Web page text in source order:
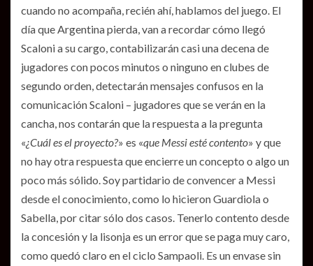
cuando no acompaña, recién ahí, hablamos del juego. El
día que Argentina pierda, van a recordar cómo llegó
Scaloni a su cargo, contabilizarán casi una decena de
jugadores con pocos minutos o ninguno en clubes de
segundo orden, detectarán mensajes confusos en la
comunicación Scaloni – jugadores que se verán en la
cancha, nos contarán que la respuesta a la pregunta
«¿Cuál es el proyecto?» es «que Messi esté contento» y que
no hay otra respuesta que encierre un concepto o algo un
poco más sólido. Soy partidario de convencer a Messi
desde el conocimiento, como lo hicieron Guardiola o
Sabella, por citar sólo dos casos. Tenerlo contento desde
la concesión y la lisonja es un error que se paga muy caro,
como quedó claro en el ciclo Sampaoli. Es un envase sin